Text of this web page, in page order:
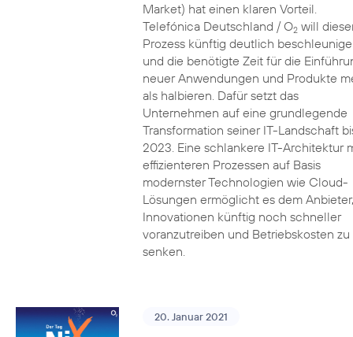
Market) hat einen klaren Vorteil.
Telefónica Deutschland / O2will
Prozess künftig deutlich
und die benötigte Zeit für die
neuer Anwendungen und Produkte
als halbieren. Dafür setzt das
Unternehmen auf eine grundlegende
Transformation seiner IT-Landschaft
2023. Eine schlankere IT-Architektur
effizienteren Prozessen auf Basis
modernster Technologien wie Cloud-
Lösungen ermöglicht es dem Anbieter,
Innovationen künftig noch schneller
voranzutreiben und Betriebskosten zu
senken.
20. Januar 2021